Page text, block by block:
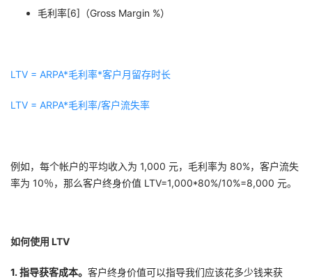
发
者
支
毛利率[6]（Gross Margin %）
LTV = ARPA*毛利率*客户月留存时长
LTV = ARPA*毛利率/客户流失率
例如，每个帐户的平均收入为 1,000 元，毛利率为 80%，客户流失
率为 10％，那么客户终身价值 LTV=1,000*80%/10%=8,000 元。
如何使用 LTV
1. 指导获客成本。 客户终身价值可以指导我们应该花多少钱来获